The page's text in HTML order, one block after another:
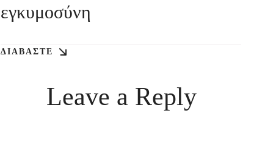
εγκυμοσύνη
ΔΙΑΒΆΣΤΕ
Leave a Reply